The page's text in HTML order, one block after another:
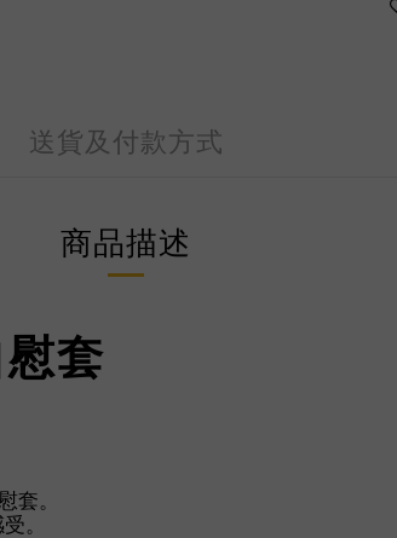
送貨及付款方式
商品描述
套
套。
。